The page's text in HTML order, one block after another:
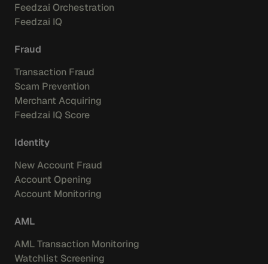
Feedzai Orchestration
Feedzai IQ
Fraud
Transaction Fraud
Scam Prevention
Merchant Acquiring
Feedzai IQ Score
Identity
New Account Fraud
Account Opening
Account Monitoring
AML
AML Transaction Monitoring
Watchlist Screening